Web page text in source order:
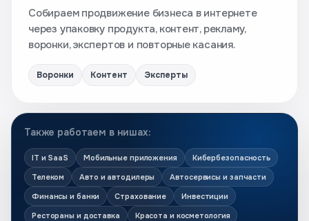
Собираем продвижение бизнеса в интернете
через упаковку продукта, контент, рекламу,
воронки, экспертов и повторные касания.
Воронки Контент Эксперты
Также работаем в нишах:
IT и SaaS Мобильные приложения
Кибербезопасность
Телеком
Авто и автодилеры
Автосервисы и запчасти
Финансы и банки
Страхование
Инвестиции
Рестораны и доставка
Красота и косметология